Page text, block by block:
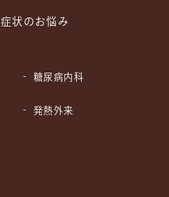
症状のお悩み
糖尿病内科
発熱外来